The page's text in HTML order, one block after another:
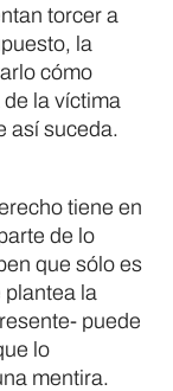
torcer a
la
cómo
la víctima
así suceda.
tiene en
de lo
que sólo es
plantea la
puede
lo
mentira.